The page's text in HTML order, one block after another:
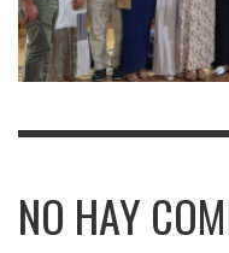
NO HAY